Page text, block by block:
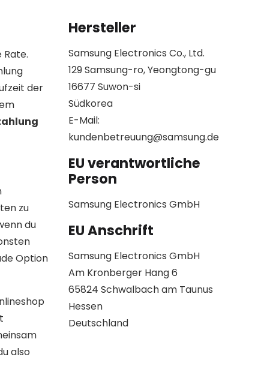
der
zu
du
Option
also
Hersteller
Samsung Electronics Co., Ltd.
129 Samsung-ro, Yeongtong-gu
16677 Suwon-si
Südkorea
E-Mail:
kundenbetreuung@samsung.de
EU verantwortliche
Person
Samsung Electronics GmbH
EU Anschrift
Samsung Electronics GmbH
Am Kronberger Hang 6
65824 Schwalbach am Taunus
Hessen
Deutschland